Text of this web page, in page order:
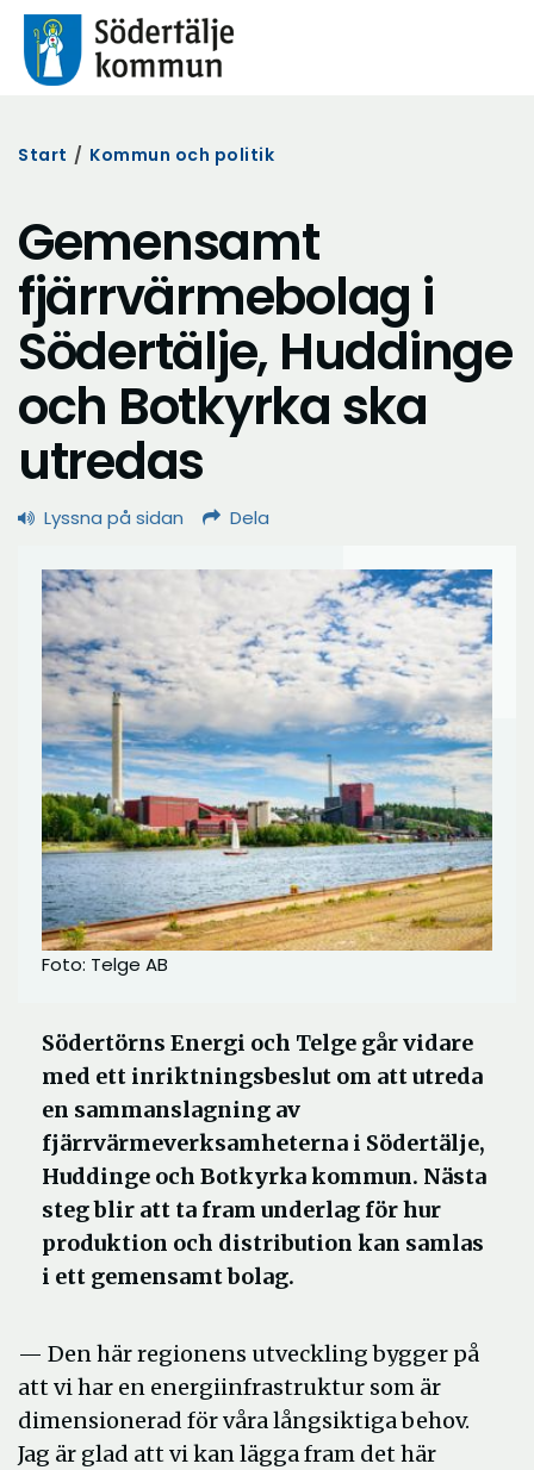
Start / Kommun och politik
Gemensamt
fjärrvärmebolag i
Södertälje, Huddinge
och Botkyrka ska
utredas
Lyssna på sidan Dela
Foto: Telge AB
Södertörns Energi och Telge går vidare
med ett inriktningsbeslut om att utreda
en sammanslagning av
fjärrvärmeverksamheterna i Södertälje,
Huddinge och Botkyrka kommun. Nästa
steg blir att ta fram underlag för hur
produktion och distribution kan samlas
i ett gemensamt bolag.
— Den här regionens utveckling bygger på
att vi har en energiinfrastruktur som är
dimensionerad för våra långsiktiga behov.
Jag är glad att vi kan lägga fram det här